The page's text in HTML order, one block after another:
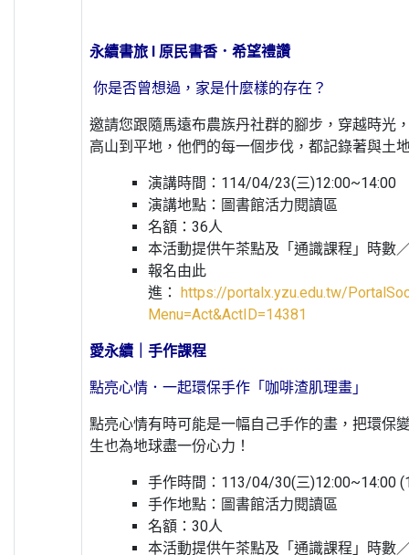
永續書旅 I 原民書香．希望禮讚
你是否曾想過，家是什麼樣的存在？
邀請您跟隨馬遠布農族丹社群的腳步，穿越時光
高山到平地，他們的每一個步伐，都記錄著與土
演講時間：114/04/23(三)12:00~14:00
演講地點：圖書館活力閱讀區
名額：36人
本活動提供午茶點及「通識課程」時數
報名由此
進： https://portalx.yzu.edu.tw/
Menu=Act&ActID=14381
愛永續｜手作課程
點亮心情．一起環保手作「咖啡渣肌理畫」
點亮心情有時可能是一幅自己手作的畫，把環保
生也為地球盡一份心力！
手作時間：113/04/30(三)12:00~14:00
手作地點：圖書館活力閱讀區
名額：30人
本活動提供午茶點及「通識課程」時數